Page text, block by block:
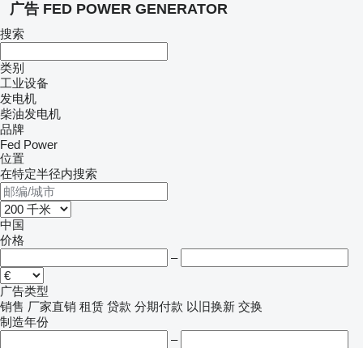
广告 FED POWER GENERATOR
搜索
类别
工业设备
发电机
柴油发电机
品牌
Fed Power
位置
在特定半径内搜索
中国
价格
–
广告类型
销售 厂家直销 租赁 贷款 分期付款 以旧换新 交换
制造年份
–